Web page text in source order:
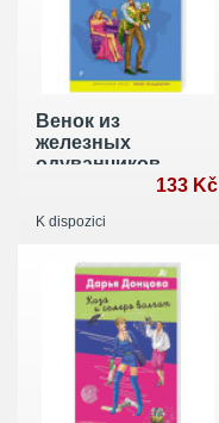
Венок из
железных
одуванчиков
133 Kč
K dispozici